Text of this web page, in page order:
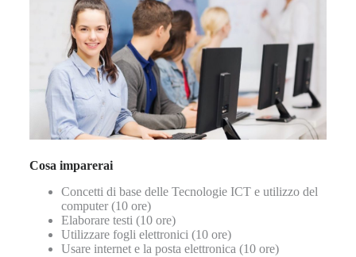
Cosa imparerai
Concetti di base delle Tecnologie ICT e utilizzo del
computer (10 ore)
Elaborare testi (10 ore)
Utilizzare fogli elettronici (10 ore)
Usare internet e la posta elettronica (10 ore)